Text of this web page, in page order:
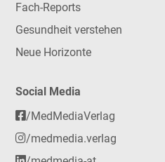
Fach-Reports
Gesundheit verstehen
Neue Horizonte
Social Media
/MedMediaVerlag
/medmedia.verlag